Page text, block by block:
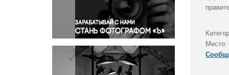
Правосудие
Происшествия и конфликты
Религия
Светская жизнь
Спорт
Экология
Место: